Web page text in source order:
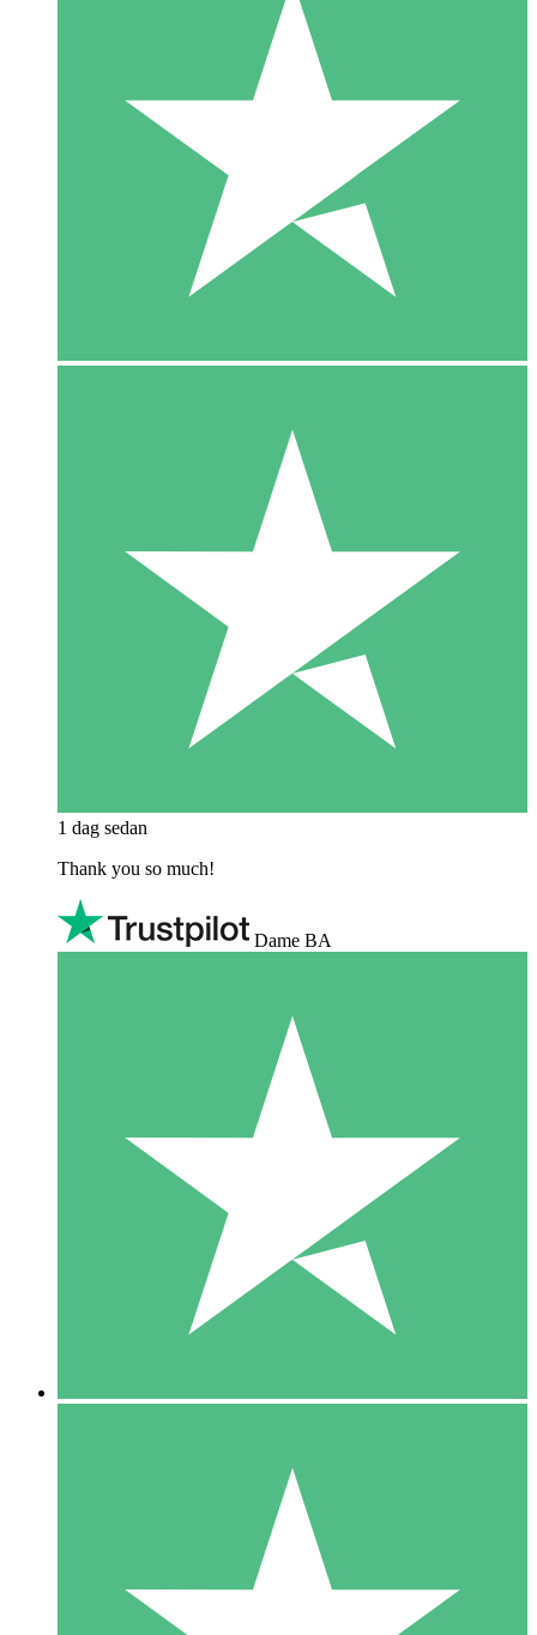
1 dag sedan
Thank you so much!
Dame BA